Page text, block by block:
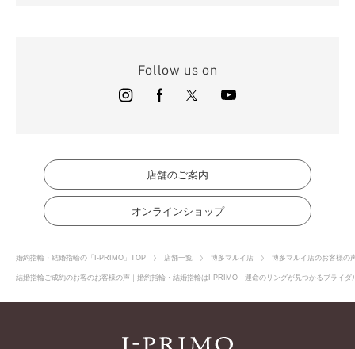
Follow us on
店舗のご案内
オンラインショップ
婚約指輪・結婚指輪の「I-PRIMO」TOP 店舗一覧 博多マルイ店 博多マルイ店のお客様の
結婚指輪ご成約のお客のお客様の声｜婚約指輪・結婚指輪はI-PRIMO 運命のリングが見つかるブライ